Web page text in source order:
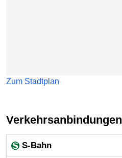
Zum Stadtplan
Verkehrsanbindungen
S-Bahn